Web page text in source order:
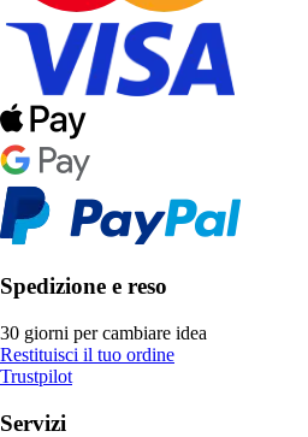
Spedizione e reso
30 giorni per cambiare idea
Restituisci il tuo ordine
Trustpilot
Servizi